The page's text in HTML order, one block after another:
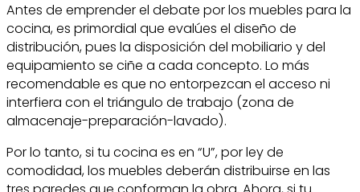
Antes de emprender el debate por los muebles para la
cocina, es primordial que evalúes el diseño de
distribución, pues la disposición del mobiliario y del
equipamiento se ciñe a cada concepto. Lo más
recomendable es que no entorpezcan el acceso ni
interfiera con el triángulo de trabajo (zona de
almacenaje-preparación-lavado).
Por lo tanto, si tu cocina es en “U”, por ley de
comodidad, los muebles deberán distribuirse en las